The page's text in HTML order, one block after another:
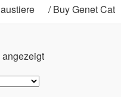
/Buy Genet Cat